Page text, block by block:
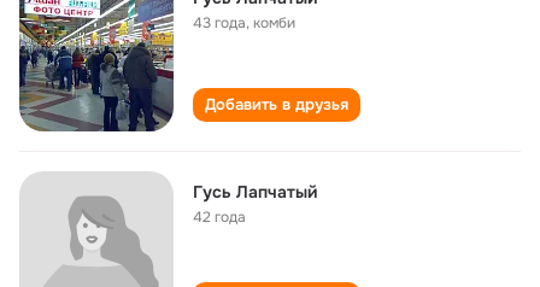
43 года,комби
Добавить в друзья
Гусь Лапчатый
42 года